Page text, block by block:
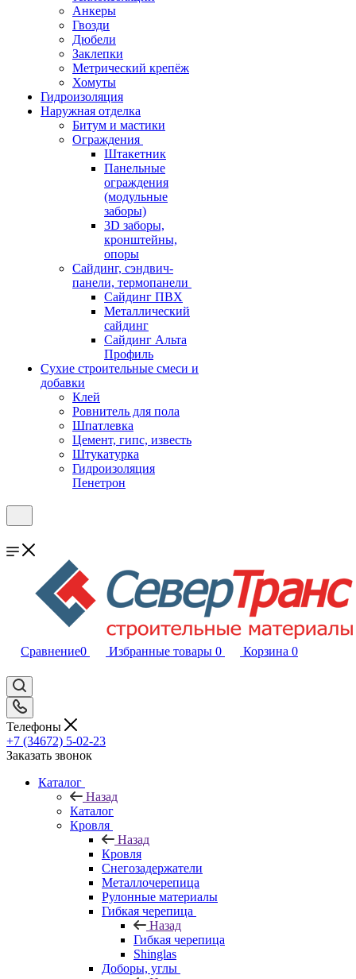
Анкеры
Гвозди
Дюбели
Заклепки
Метрический крепёж
Хомуты
Гидроизоляция
Наружная отделка
Битум и мастики
Ограждения
Штакетник
Панельные
ограждения
(модульные
заборы)
3D заборы,
кронштейны,
опоры
Cайдинг, сэндвич-
панели, термопанели
Сайдинг ПВХ
Металлический
сайдинг
Сайдинг Альта
Профиль
Сухие строительные смеси и
добавки
Клей
Ровнитель для пола
Шпатлевка
Цемент, гипс, известь
Штукатурка
Гидроизоляция
Пенетрон
Сравнение0 Избранные товары 0 Корзина 0
Телефоны
+7 (34672) 5-02-23
Заказать звонок
Каталог
Назад
Каталог
Кровля
Назад
Кровля
Снегозадержатели
Металлочерепица
Рулонные материалы
Гибкая черепица
Назад
Гибкая черепица
Shinglas
Доборы, углы